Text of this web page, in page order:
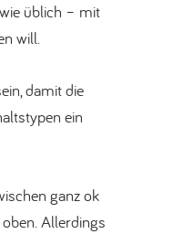
üblich – mit
will.
damit die
ein
ganz ok
Allerdings